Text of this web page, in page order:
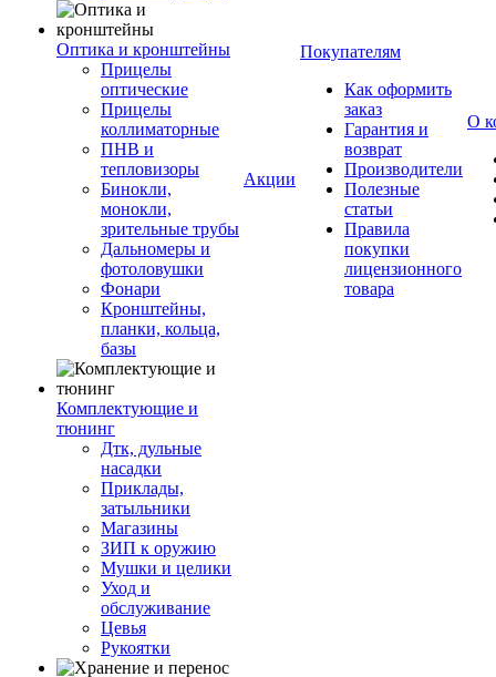
Оптика и кронштейны
Прицелы
оптические
Прицелы
коллиматорные
ПНВ и
тепловизоры
Бинокли,
монокли,
зрительные трубы
Дальномеры и
фотоловушки
Фонари
Кронштейны,
планки, кольца,
базы
Комплектующие и
тюнинг
Дтк, дульные
насадки
Приклады,
затыльники
Магазины
ЗИП к оружию
Мушки и целики
Уход и
обслуживание
Цевья
Рукоятки
Акции
Покупателям
Как оформить
заказ
Гарантия и
возврат
Производители
Полезные
статьи
Правила
покупки
лицензионного
товара
О